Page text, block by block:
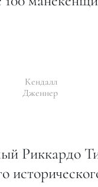
Кендалл
Дженнер
Риккардо